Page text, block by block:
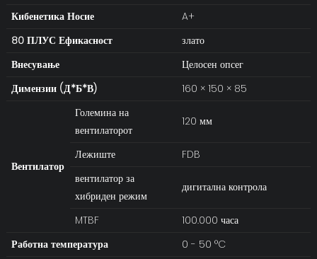
Кибенетика Носие
A+
80 ПЛУС Ефикасност
злато
Внесување
Целосен опсег
Димензии (Д*Б*В)
160 × 150 × 85
Вентилатор
Големина на
вентилаторот
120 мм
Лежиште
FDB
вентилатор за
хибриден режим
дигитална контрола
MTBF
100.000 часа
Работна температура
0 - 50 °C